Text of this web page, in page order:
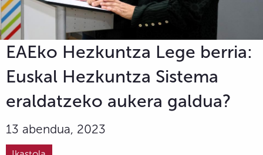
EAEko Hezkuntza Lege berria:
Euskal Hezkuntza Sistema
eraldatzeko aukera galdua?
13 abendua, 2023